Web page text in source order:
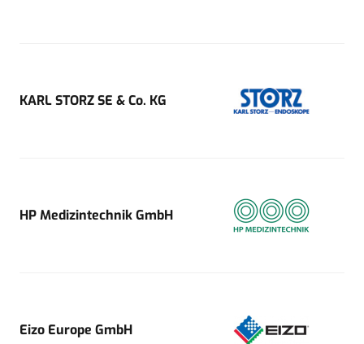
KARL STORZ SE & Co. KG
HP Medizintechnik GmbH
Eizo Europe GmbH